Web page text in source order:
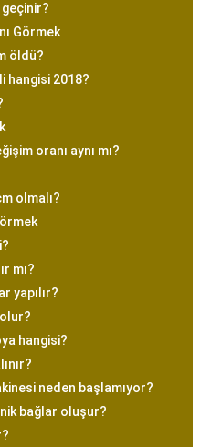
Görmek
öldü?
hangisi 2018?
oranı aynı mı?
olmalı?
mı?
yapılır?
hangisi?
neden başlamıyor?
bağlar oluşur?